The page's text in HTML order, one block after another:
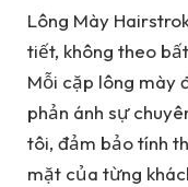
Lông Mày
tiết, không theo
Mỗi cặp lông mày
phản ánh sự
tôi, đảm bảo tính
mặt của từng